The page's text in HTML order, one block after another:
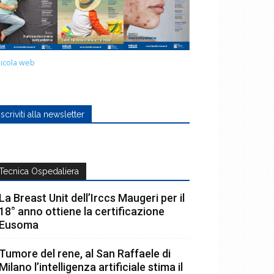
web
alla newsletter
Ospedaliera
Breast Unit dell’Irccs Maugeri per il
anno ottiene la certificazione
del rene, al San Raffaele di
l’intelligenza artificiale stima il